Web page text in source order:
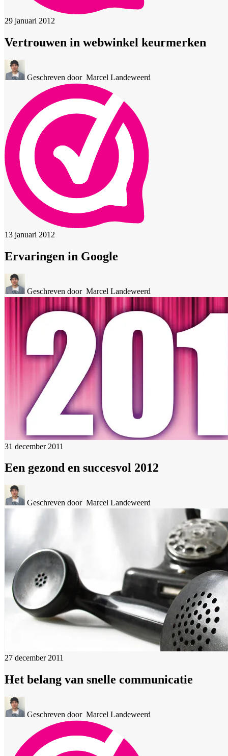
29 januari 2012
Vertrouwen in webwinkel keurmerken
Geschreven door Marcel Landeweerd
13 januari 2012
Ervaringen in Google
Geschreven door Marcel Landeweerd
31 december 2011
Een gezond en succesvol 2012
Geschreven door Marcel Landeweerd
27 december 2011
Het belang van snelle communicatie
Geschreven door Marcel Landeweerd